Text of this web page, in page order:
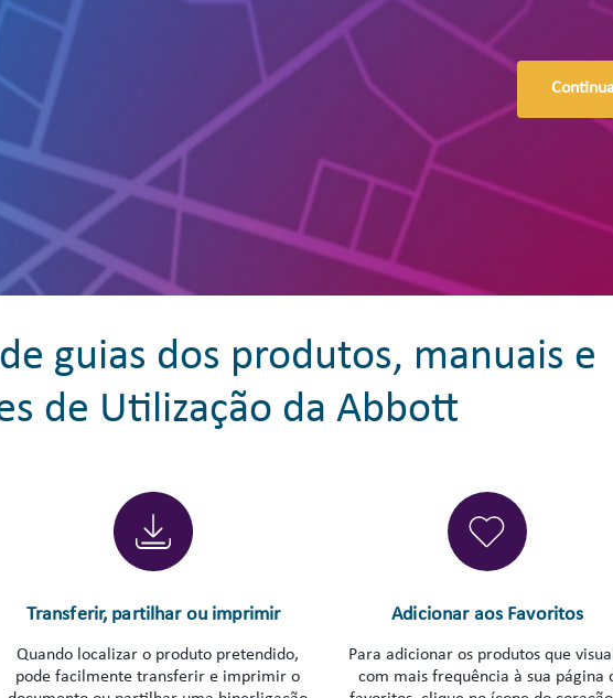
guias dos produtos, manuais e
de Utilização da Abbott
Transferir, partilhar ou imprimir
Quando localizar o produto pretendido,
pode facilmente transferir e imprimir o
Adicionar aos Favoritos
Para adicionar os produtos que
com mais frequência à sua página